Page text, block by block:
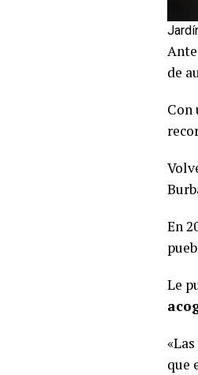
de
Con
En
Le
que